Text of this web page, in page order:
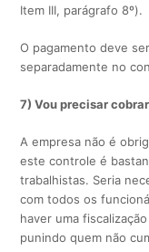
Item III, parágrafo 8º).
O pagamento deve
separadamente no
7)Vou precisar
A empresa não é
este controle é
trabalhistas. Seria
com todos os
haver uma
punindo quem não